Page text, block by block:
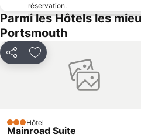
réservation.
Parmi les Hôtels les
Portsmouth
PartagerAjouter à mes favoris
3 Étoiles
Hôtel
Mainroad Suite